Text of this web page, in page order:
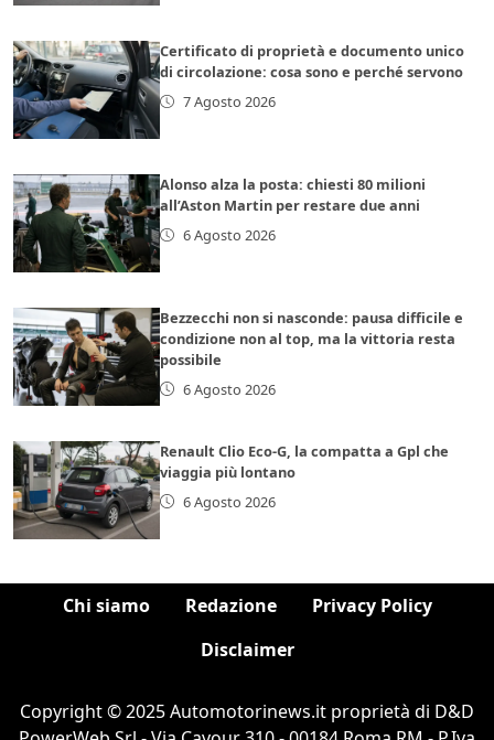
Certificato di proprietà e documento unico
di circolazione: cosa sono e perché servono
7 Agosto 2026
Alonso alza la posta: chiesti 80 milioni
all’Aston Martin per restare due anni
6 Agosto 2026
Bezzecchi non si nasconde: pausa difficile e
condizione non al top, ma la vittoria resta
possibile
6 Agosto 2026
Renault Clio Eco-G, la compatta a Gpl che
viaggia più lontano
6 Agosto 2026
Chi siamo Redazione
Privacy Policy
Disclaimer
Copyright © 2025 Automotorinews.it proprietà di D&D